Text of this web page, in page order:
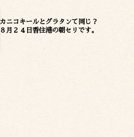
カニコキールとグラタンて同じ？
８月２４日香住港の朝セリです。